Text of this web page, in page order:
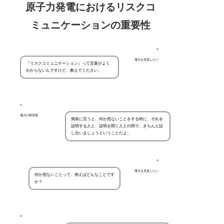
原子力発電におけるリスクコ
ミュニケーションの重要性
電力を見直したい
『リスクコミュニケーション』って言葉がよく
わからないんですけど、教えてください。
電力の研究家
簡単に言うと、何か危ないことをする時に、それを
説明する人と、説明を聞く人との間で、きちんと話
し合いましょうということだよ。
電力を見直したい
何か危ないことって、例えばどんなことです
か？